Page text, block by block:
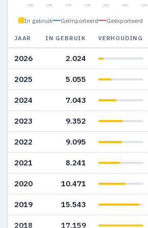
1980 1985 1990 1995 2000 2005 2010
In gebruik Geïmporteerd Geëxporteerd
JAAR IN GEBRUIK VERHOUDING
2026 2.024
2025 5.055
2024 7.043
2023 9.352
2022 9.095
2021 8.241
2020 10.471
2019 15.543
2018 17.159